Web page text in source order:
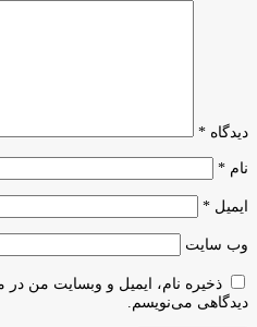
دیدگاه *
نام *
ایمیل *
وب‌ سایت
ذخیره نام، ایمیل و وبسایت من در
دیدگاهی می‌نویسم.